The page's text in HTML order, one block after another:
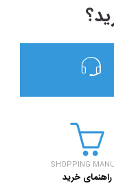
SHOPPING
راهنمای خرید